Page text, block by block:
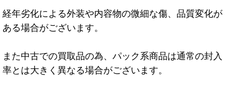
経年劣化による外装や内容物の微細な傷、品質変化が
ある場合がございます。
また中古での買取品の為、パック系商品は通常の封入
率とは大きく異なる場合がございます。